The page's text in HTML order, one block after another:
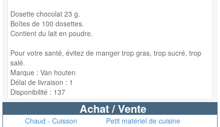
Dosette chocolat 23 g.
Boîtes de 100 dosettes.
Contient du lait en poudre.
Pour votre santé, évitez de manger trop gras, trop sucré, trop
salé.
Marque : Van houten
Délai de livraison : 1
Disponibilité : 137
Achat / Vente
Chaud - Cuisson
Petit matériel de cuisine